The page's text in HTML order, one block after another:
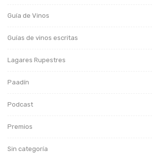
Guía de Vinos
Guías de vinos escritas
Lagares Rupestres
Paadín
Podcast
Premios
Sin categoría